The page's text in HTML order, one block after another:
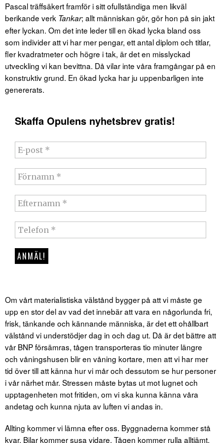
Pascal träffsäkert framför i sitt ofullständiga men likväl
berikande verk Tankar; allt människan gör, gör hon på sin jakt
efter lyckan. Om det inte leder till en ökad lycka bland oss
som individer att vi har mer pengar, ett antal diplom och titlar,
fler kvadratmeter och högre i tak, är det en misslyckad
utveckling vi kan bevittna. Då vilar inte våra framgångar på en
konstruktiv grund. En ökad lycka har ju uppenbarligen inte
genererats.
Skaffa Opulens nyhetsbrev gratis!
Om vårt materialistiska välstånd bygger på att vi måste ge
upp en stor del av vad det innebär att vara en någorlunda fri,
frisk, tänkande och kännande människa, är det ett ohållbart
välstånd vi understödjer dag in och dag ut. Då är det bättre att
vår BNP försämras, tågen transporteras tio minuter längre
och våningshusen blir en våning kortare, men att vi har mer
tid över till att känna hur vi mår och dessutom se hur personer
i vår närhet mår. Stressen måste bytas ut mot lugnet och
upptagenheten mot fritiden, om vi ska kunna känna våra
andetag och kunna njuta av luften vi andas in.
Allting kommer vi lämna efter oss. Byggnaderna kommer stå
kvar. Bilar kommer susa vidare. Tågen kommer rulla alltjämt.